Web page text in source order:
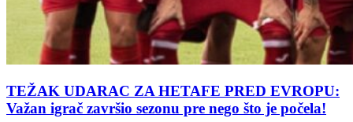
TEŽAK UDARAC ZA HETAFE PRED EVROPU:
Važan igrač završio sezonu pre nego što je počela!